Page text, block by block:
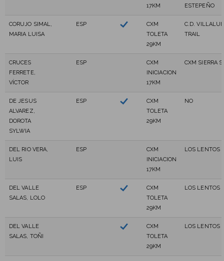
17KM
ESTEPEÑO
CORUJO SIMAL,
MARIA LUISA
ESP
CXM
TOLETA
29KM
C.D.
TRAIL
CRUCES
FERRETE,
VÍCTOR
ESP
CXM
INICIACION
17KM
CXM SIERRA
DE JESUS
ALVAREZ,
DOROTA
SYLWIA
ESP
CXM
TOLETA
29KM
NO
DEL RIO VERA,
LUIS
ESP
CXM
INICIACION
17KM
LOS LENTOS
DEL VALLE
SALAS, LOLO
ESP
CXM
TOLETA
29KM
LOS LENTOS
DEL VALLE
SALAS, TOÑI
CXM
TOLETA
29KM
LOS LENTOS